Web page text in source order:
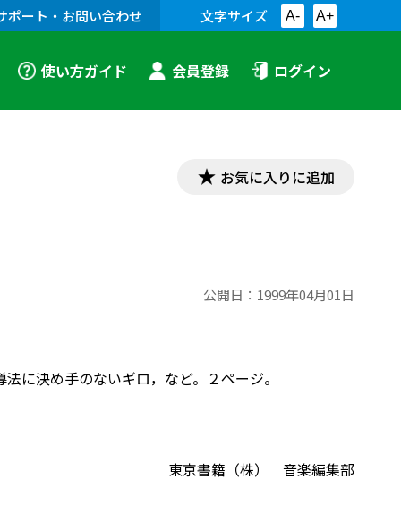
ポート・お問い合わせ 文字サイズ A- A+
使い方ガイド 会員登録 ログイン
お気に入りに追加
公開日： 1999年04月01日
に決め手のないギロ，など。２ページ。
東京書籍（株） 音楽編集部